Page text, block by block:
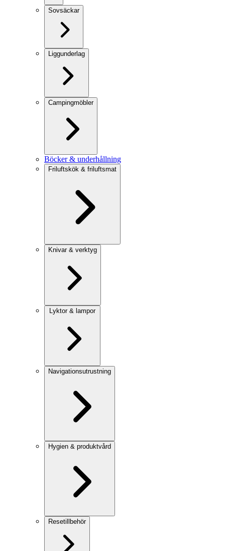
Sovsäckar
Liggunderlag
Campingmöbler
Böcker & underhållning
Friluftskök & friluftsmat
Knivar & verktyg
Lyktor & lampor
Navigationsutrustning
Hygien & produktvård
Resetillbehör